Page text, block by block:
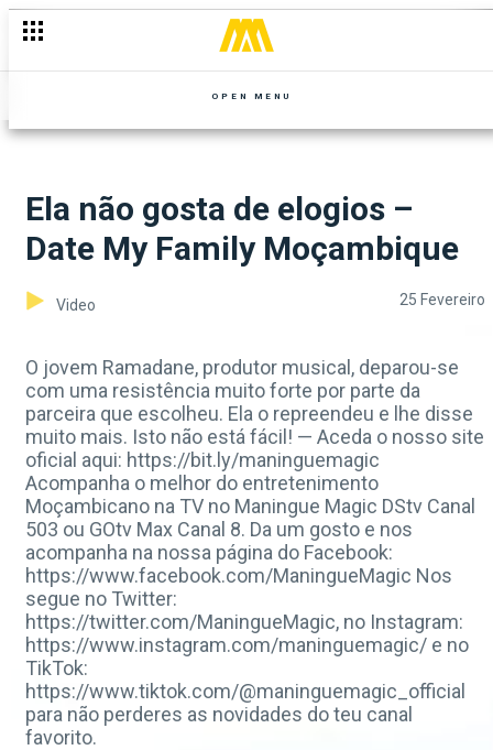
OPEN MENU
Ela não gosta de elogios –
Date My Family Moçambique
Video 25 Fevereiro
O jovem Ramadane, produtor musical, deparou-se
com uma resistência muito forte por parte da
parceira que escolheu. Ela o repreendeu e lhe disse
muito mais. Isto não está fácil! — Aceda o nosso site
oficial aqui: https://bit.ly/maninguemagic
Acompanha o melhor do entretenimento
Moçambicano na TV no Maningue Magic DStv Canal
503 ou GOtv Max Canal 8. Da um gosto e nos
acompanha na nossa página do Facebook:
https://www.facebook.com/ManingueMagic Nos
segue no Twitter:
https://twitter.com/ManingueMagic, no Instagram:
https://www.instagram.com/maninguemagic/ e no
TikTok:
https://www.tiktok.com/@maninguemagic_official
para não perderes as novidades do teu canal
favorito.